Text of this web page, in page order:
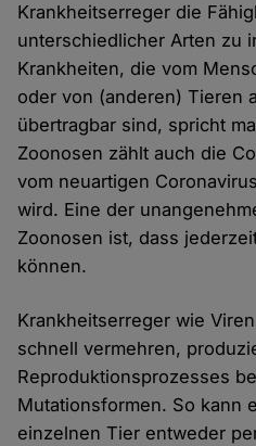
Krankheitserreger die
unterschiedlicher Arten zu
Krankheiten, die vom
oder von (anderen) Tieren
übertragbar sind, spricht
Zoonosen zählt auch die
vom neuartigen
wird. Eine der
Zoonosen ist, dass
können.
Krankheitserreger wie
schnell vermehren,
Reproduktionsprozesses
Mutationsformen. So kann
einzelnen Tier entweder